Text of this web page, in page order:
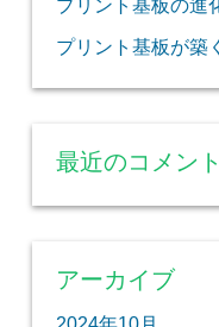
プリント基板の進
プリント基板が築
最近のコメント
アーカイブ